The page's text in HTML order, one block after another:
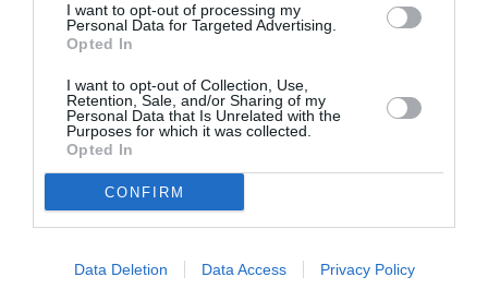
I want to opt-out of processing my
Personal Data for Targeted Advertising.
Opted In
I want to opt-out of Collection, Use,
Retention, Sale, and/or Sharing of my
Personal Data that Is Unrelated with the
Purposes for which it was collected.
Opted In
CONFIRM
Data Deletion Data Access Privacy Policy
boeing commande
LIRE AUSSI
RISQUE DE FISSURES :
737 MAX DANS LE...